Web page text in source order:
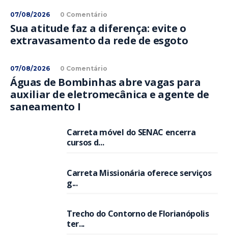
07/08/2026 0 Comentário
Sua atitude faz a diferença: evite o
extravasamento da rede de esgoto
07/08/2026 0 Comentário
Águas de Bombinhas abre vagas para
auxiliar de eletromecânica e agente de
saneamento I
Carreta móvel do SENAC encerra
cursos d...
Carreta Missionária oferece serviços
g...
Trecho do Contorno de Florianópolis
ter...